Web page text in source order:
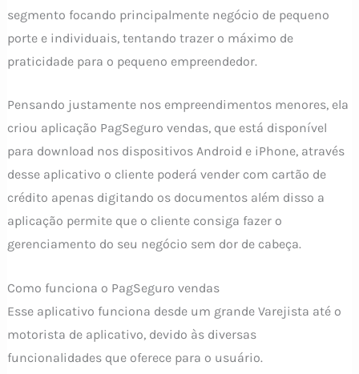
segmento focando principalmente negócio de pequeno
porte e individuais, tentando trazer o máximo de
praticidade para o pequeno empreendedor.
Pensando justamente nos empreendimentos menores, ela
criou aplicação PagSeguro vendas, que está disponível
para download nos dispositivos Android e iPhone, através
desse aplicativo o cliente poderá vender com cartão de
crédito apenas digitando os documentos além disso a
aplicação permite que o cliente consiga fazer o
gerenciamento do seu negócio sem dor de cabeça.
Como funciona o PagSeguro vendas
Esse aplicativo funciona desde um grande Varejista até o
motorista de aplicativo, devido às diversas
funcionalidades que oferece para o usuário.